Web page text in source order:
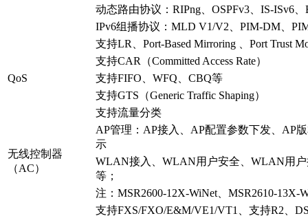
动态路由协议：RIPng、OSPFv3、IS-ISv6、
IPv6组播协议：MLD V1/V2、PIM-DM、
QoS
支持LR、Port-Based Mirroring 、Port Trust
支持CAR（Committed Access Rate）
支持FIFO、WFQ、CBQ等
支持GTS（Generic Traffic Shaping）
支持流量分类
无线控制器
（AC）
AP管理：AP接入、AP配置参数下发、AP
示
WLAN接入、WLAN用户安全、WLAN用
等；
注：MSR2600-12X-WiNet、MSR2610-13X-
支持FXS/FXO/E&M/VE1/VT1、支持R2、